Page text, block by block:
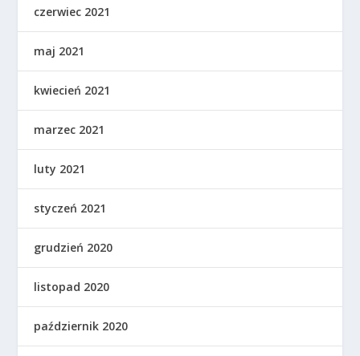
czerwiec 2021
maj 2021
kwiecień 2021
marzec 2021
luty 2021
styczeń 2021
grudzień 2020
listopad 2020
październik 2020